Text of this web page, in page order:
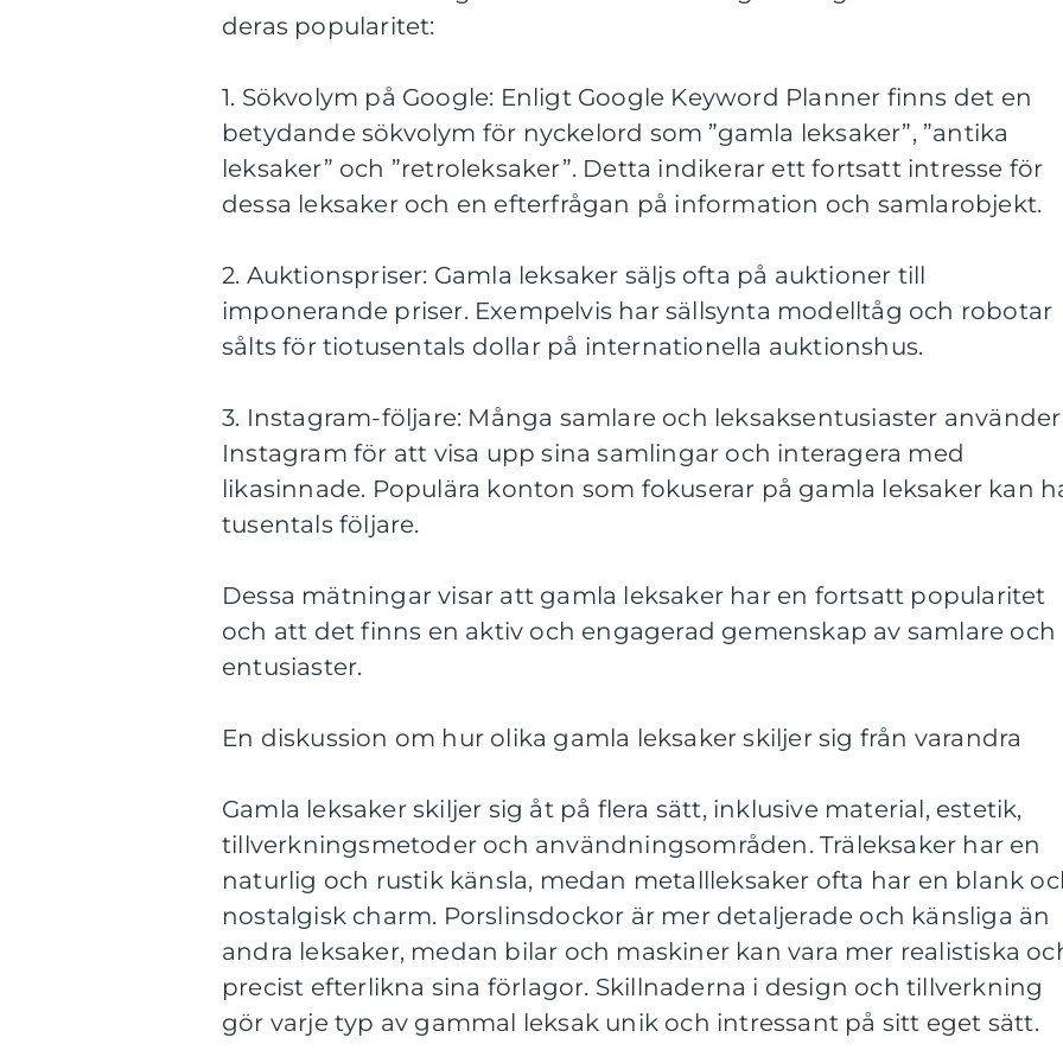
deras popularitet:
1. Sökvolym på Google: Enligt Google Keyword Planner finns det en
betydande sökvolym för nyckelord som ”gamla leksaker”, ”antika
leksaker” och ”retroleksaker”. Detta indikerar ett fortsatt intresse för
dessa leksaker och en efterfrågan på information och samlarobjekt.
2. Auktionspriser: Gamla leksaker säljs ofta på auktioner till
imponerande priser. Exempelvis har sällsynta modelltåg och robotar
sålts för tiotusentals dollar på internationella auktionshus.
3. Instagram-följare: Många samlare och leksaksentusiaster använder
Instagram för att visa upp sina samlingar och interagera med
likasinnade. Populära konton som fokuserar på gamla leksaker kan
tusentals följare.
Dessa mätningar visar att gamla leksaker har en fortsatt popularitet
och att det finns en aktiv och engagerad gemenskap av samlare och
entusiaster.
En diskussion om hur olika gamla leksaker skiljer sig från varandra
Gamla leksaker skiljer sig åt på flera sätt, inklusive material, estetik,
tillverkningsmetoder och användningsområden. Träleksaker har en
naturlig och rustik känsla, medan metallleksaker ofta har en blank
nostalgisk charm. Porslinsdockor är mer detaljerade och känsliga än
andra leksaker, medan bilar och maskiner kan vara mer realistiska
precist efterlikna sina förlagor. Skillnaderna i design och tillverkning
gör varje typ av gammal leksak unik och intressant på sitt eget sätt.